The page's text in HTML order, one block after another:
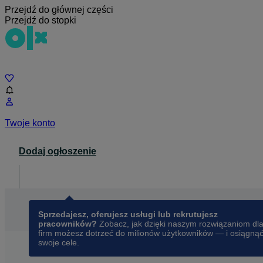
Przejdź do głównej części
Przejdź do stopki
Twoje konto
Dodaj ogłoszenie
Sprzedajesz, oferujesz usługi lub rekrutujesz
pracowników? Zobacz, jak dzięki naszym rozwiązaniom dla
firm możesz dotrzeć do milionów użytkowników — i osiągnąć
swoje cele.